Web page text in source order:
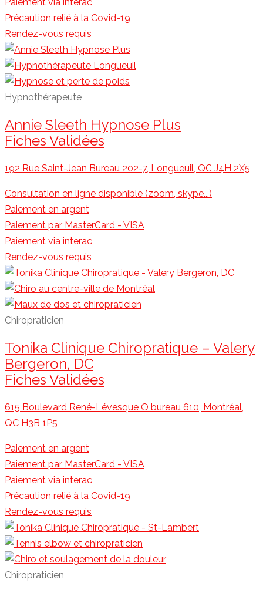
Paiement via interac
Précaution relié à la Covid-19
Rendez-vous requis
Hypnothérapeute
Annie Sleeth Hypnose Plus
Fiches Validées
192 Rue Saint-Jean Bureau 202-7, Longueuil, QC J4H 2X5
Consultation en ligne disponible (zoom, skype...)
Paiement en argent
Paiement par MasterCard - VISA
Paiement via interac
Rendez-vous requis
Chiropraticien
Tonika Clinique Chiropratique – Valery
Bergeron, DC
Fiches Validées
615 Boulevard René-Lévesque O bureau 610, Montréal,
QC H3B 1P5
Paiement en argent
Paiement par MasterCard - VISA
Paiement via interac
Précaution relié à la Covid-19
Rendez-vous requis
Chiropraticien